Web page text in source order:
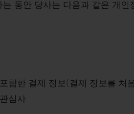
동안 당사는 다음과 같은 개인
함한 결제 정보(결제 정보를 처
심사